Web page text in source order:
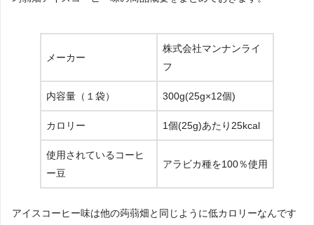
メーカー
株式会社マンナンライ
フ
内容量（１袋） 300g(25g×12個)
カロリー 1個(25g)あたり25kcal
使用されているコーヒ
ー豆
アラビカ種を100％使用
アイスコーヒー味は他の蒟蒻畑と同じように低カロリーなんです